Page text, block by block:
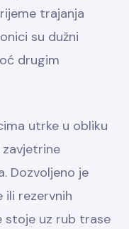
trajanja
su dužni
drugim
utrke u obliku
Dozvoljeno je
ili rezervnih
stoje uz rub trase